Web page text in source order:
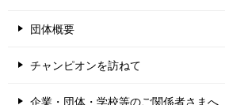
団体概要
チャンピオンを訪ねて
企業・団体・学校等のご関係者さまへ